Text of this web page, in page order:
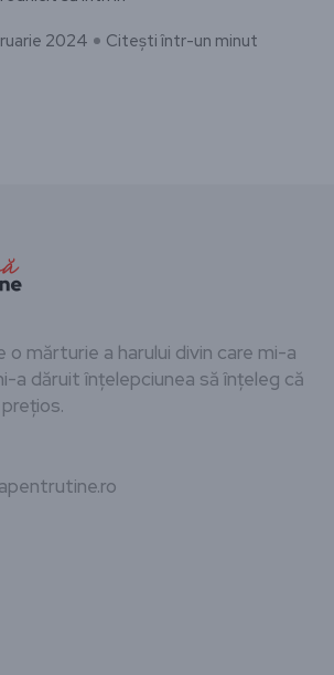
2024 Citești într-un minut
o mărturie a harului divin care mi-a
a dăruit înțelepciunea să înțeleg că